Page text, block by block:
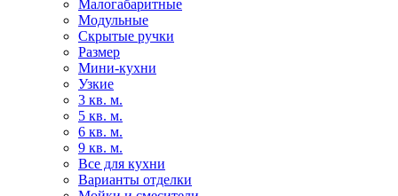
Малогабаритные
Модульные
Скрытые ручки
Размер
Мини-кухни
Узкие
3 кв. м.
5 кв. м.
6 кв. м.
9 кв. м.
Все для кухни
Варианты отделки